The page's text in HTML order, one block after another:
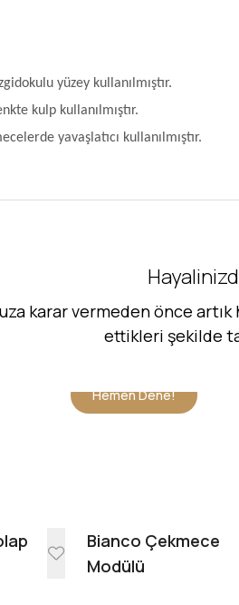
yüzey kullanılmıştır.
kulp kullanılmıştır.
yavaşlatıcı kullanılmıştır.
karar vermeden önce
ettikleri şekilde
Hemen Dene!
Bianco Çekmece
Modülü